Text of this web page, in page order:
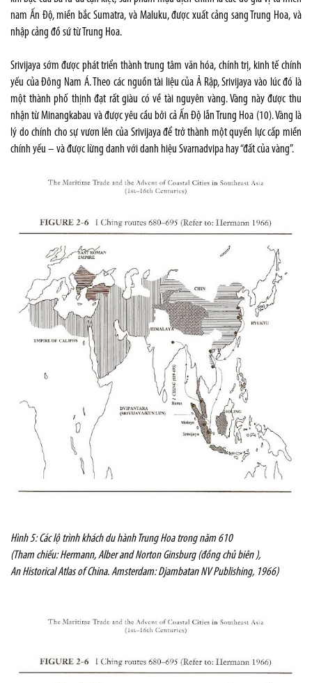
nam Ấn Độ, miền bắc Sumatra, và Maluku, được xuất cảng sang Trung Hoa, và
nhập cảng đồ sứ từ Trung Hoa.
Srivijaya sớm được phát triển thành trung tâm văn hóa, chính trị, kinh tế chính
yếu của Đông Nam Á. Theo các nguồn tài liệu của Ả Rập, Srivijaya vào lúc đó là
một thành phố thịnh đạt rất giàu có về tài nguyên vàng. Vàng này được thu
nhận từ Minangkabau và được yêu cầu bởi cả Ấn Độ lẫn Trung Hoa (10). Vàng là
lý do chính cho sự vươn lên của Srivijaya để trở thành một quyền lực cấp miền
chính yếu – và được lừng danh với danh hiệu Svarnadvipa hay “đất của vàng”.
Hình 5: Các lộ trình khách du hành Trung Hoa trong năm 610
(Tham chiếu: Hermann, Alber and Norton Ginsburg (đồng chủ biên ),
An Historical Atlas of China. Amsterdam: Djambatan NV Publishing, 1966)